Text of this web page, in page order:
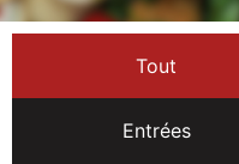
Tout
Entrées